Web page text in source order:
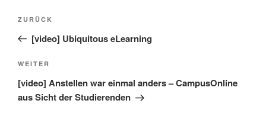
Beitragsnavigation
Vorheriger
Beitrag
ZURÜCK
[video] Ubiquitous eLearning
Nächster
Beitrag
WEITER
[video] Anstellen war einmal anders – CampusOnline
aus Sicht der Studierenden